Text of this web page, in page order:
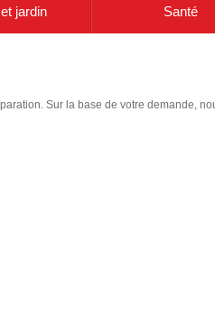
jardin Santé
Sur la base de votre demande,